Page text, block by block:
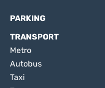
PARKING
TRANSPORT
Metro
Autobus
Taxi